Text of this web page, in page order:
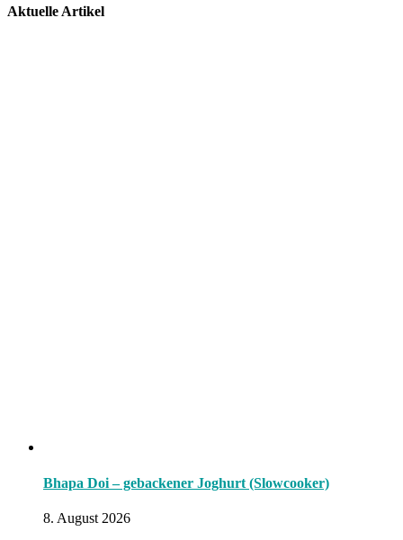
Aktuelle Artikel
Bhapa Doi – gebackener Joghurt (Slowcooker)
8. August 2026